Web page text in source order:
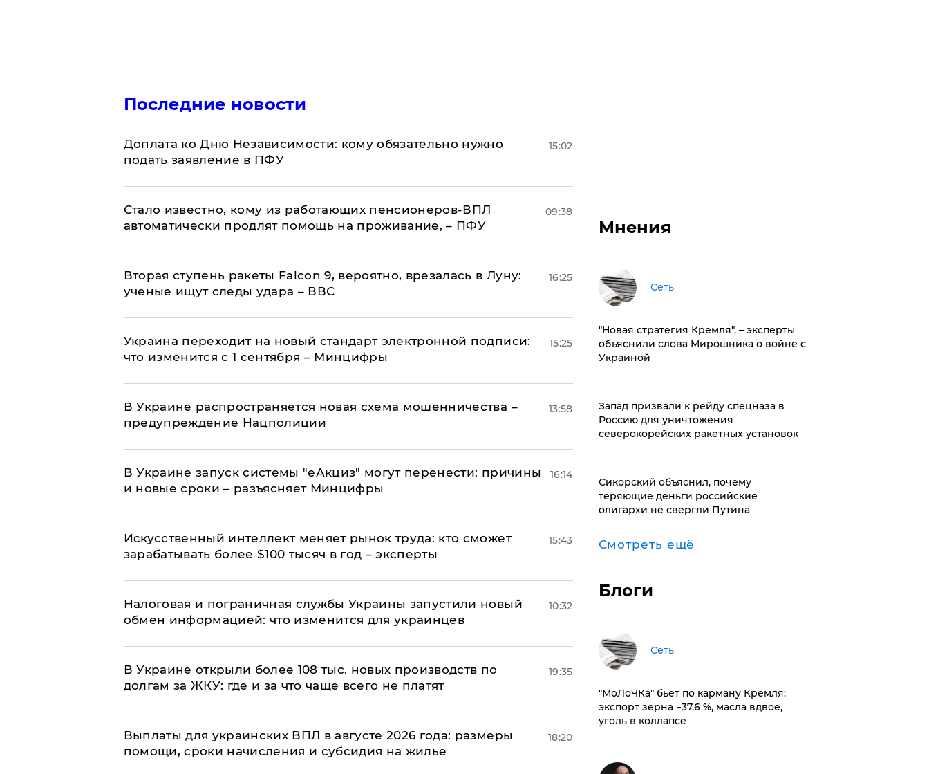
Последние новости
Доплата ко Дню Независимости: кому обязательно нужно
подать заявление в ПФУ
15:02
Стало известно, кому из работающих пенсионеров-ВПЛ
автоматически продлят помощь на проживание, – ПФУ
09:38
Вторая ступень ракеты Falcon 9, вероятно, врезалась в Луну:
ученые ищут следы удара – ВВС
16:25
Украина переходит на новый стандарт электронной подписи:
что изменится с 1 сентября – Минцифры
15:25
В Украине распространяется новая схема мошенничества –
предупреждение Нацполиции
13:58
В Украине запуск системы "еАкциз" могут перенести: причины
и новые сроки – разъясняет Минцифры
16:14
Искусственный интеллект меняет рынок труда: кто сможет
зарабатывать более $100 тысяч в год – эксперты
15:43
Налоговая и пограничная службы Украины запустили новый
обмен информацией: что изменится для украинцев
10:32
В Украине открыли более 108 тыс. новых производств по
долгам за ЖКУ: где и за что чаще всего не платят
19:35
Выплаты для украинских ВПЛ в августе 2026 года: размеры
помощи, сроки начисления и субсидия на жилье
18:20
Мнения
Сеть
"Новая стратегия Кремля", – эксперты
объяснили слова Мирошника о войне с
Украиной
Запад призвали к рейду спецназа в
Россию для уничтожения
северокорейских ракетных установок
Сикорский объяснил, почему
теряющие деньги российские
олигархи не свергли Путина
Смотреть ещё
Блоги
Сеть
​"МоЛоЧКа" бьет по карману Кремля:
экспорт зерна −37,6 %, масла вдвое,
уголь в коллапсе